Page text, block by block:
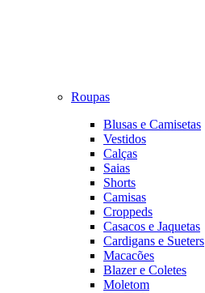
Roupas
Blusas e Camisetas
Vestidos
Calças
Saias
Shorts
Camisas
Croppeds
Casacos e Jaquetas
Cardigans e Sueters
Macacões
Blazer e Coletes
Moletom